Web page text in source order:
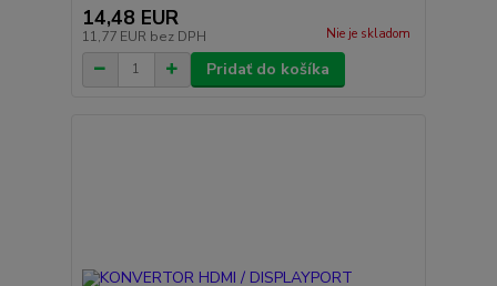
14,48 EUR
11,77 EUR bez DPH Nie je skladom
Pridať do košíka